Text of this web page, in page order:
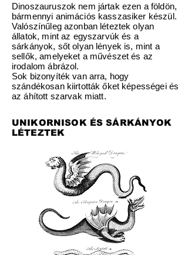
Dinoszauruszok nem jártak ezen a földön,
bármennyi animációs kasszasiker készül.
Valószínűleg azonban léteztek olyan
állatok, mint az egyszarvúk és a
sárkányok, sőt olyan lények is, mint a
sellők, amelyeket a művészet és az
irodalom ábrázol.
Sok bizonyíték van arra, hogy
szándékosan kiirtották őket képességei és
az áhított szarvak miatt.
UNIKORNISOK ÉS SÁRKÁNYOK
LÉTEZTEK